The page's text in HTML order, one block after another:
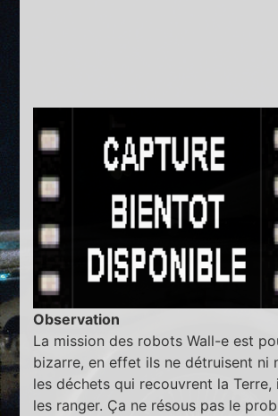
Observation
La mission des robots Wall-e est
bizarre, en effet ils ne détruisent ni
les déchets qui recouvrent la
les ranger. Ça ne résous pas le